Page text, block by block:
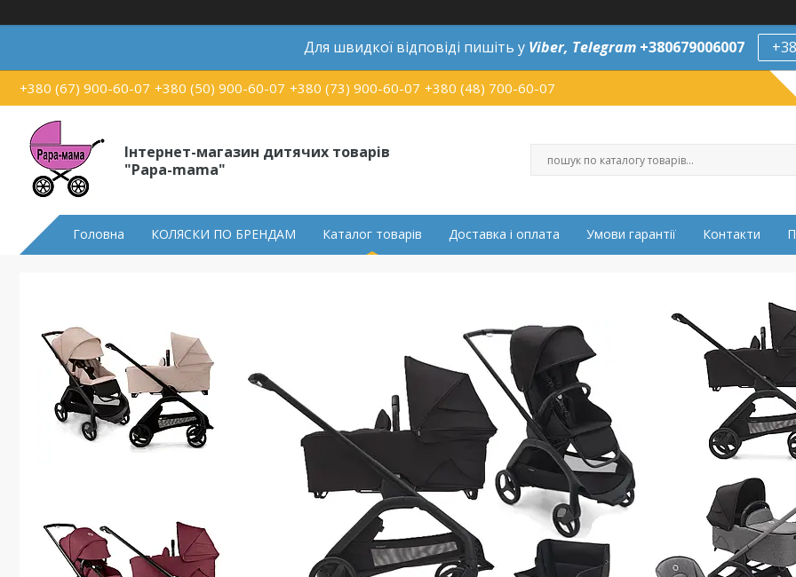
Для швидкої відповіді пишіть у Viber, Telegram +380679006007
+380 (67) 900-60-07 +380 (50) 900-60-07 +380 (73) 900-60-07 +380 (48) 700-60-07
Інтернет-магазин дитячих товарів
"Papa-mama"
Головна КОЛЯСКИ ПО БРЕНДАМ Каталог товарів Доставка і оплата Умови гарантії Контакти